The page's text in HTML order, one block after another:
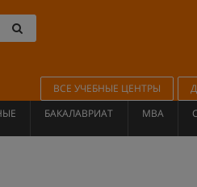
ВСЕ УЧЕБНЫЕ ЦЕНТРЫ
БАКАЛАВРИАТ MBA